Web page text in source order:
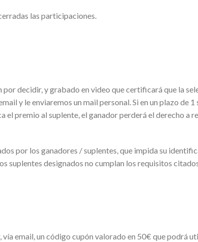
las participaciones.
decidir, y grabado en video que certificará que la
y le enviaremos un mail personal. Si en un plazo de 1
el premio al suplente, el ganador perderá el derecho a
por los ganadores / suplentes, que impida su
suplentes designados no cumplan los requisitos
vía email, un código cupón valorado en 50€ que podrá